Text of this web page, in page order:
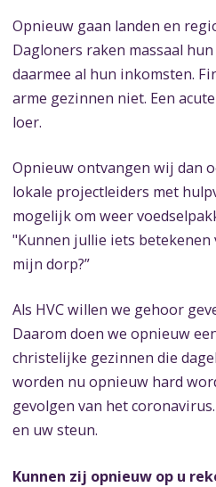
Opnieuw gaan landen en
Dagloners raken massaal
daarmee al hun inkomsten.
arme gezinnen niet. Een
loer.
Opnieuw ontvangen wij dan
lokale projectleiders met
mogelijk om weer
"Kunnen jullie iets
mijn dorp?”
Als HVC willen we gehoor
Daarom doen we opnieuw
christelijke gezinnen die
worden nu opnieuw hard
gevolgen van het
en uw steun.
Kunnen zij opnieuw op u